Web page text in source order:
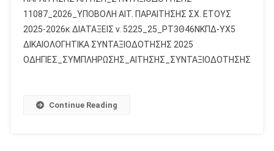
11087_2026_ΥΠΟΒΟΛΗ ΑΙΤ. ΠΑΡΑΙΤΗΣΗΣ ΣΧ. ΕΤΟΥΣ
2025-2026κ ΔΙΑΤΑΞΕΙΣ ν. 5225_25_ΡΤ3Θ46ΝΚΠΔ-ΥΧ5
ΔΙΚΑΙΟΛΟΓΗΤΙΚΑ ΣΥΝΤΑΞΙΟΔΟΤΗΣΗΣ 2025
ΟΔΗΓΙΕΣ_ΣΥΜΠΛΗΡΩΣΗΣ_ΑΙΤΗΣΗΣ_ΣΥΝΤΑΞΙΟΔΟΤΗΣΗΣ
Continue Reading